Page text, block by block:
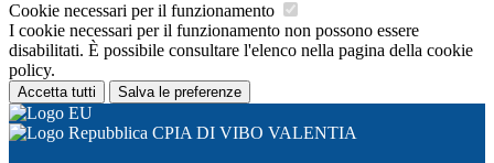
Cookie necessari per il funzionamento
I cookie necessari per il funzionamento non possono essere
disabilitati. È possibile consultare l'elenco nella pagina della cookie
policy.
Accetta tutti Salva le preferenze
CPIA DI VIBO VALENTIA